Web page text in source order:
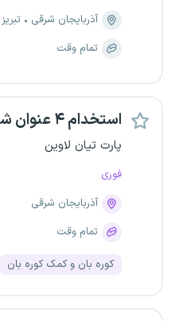
آذربایجان شرقی
تبریز
تمام وقت
استخدام ۴ عنوان شغلی
پارت تیان لاوین
فوری
آذربایجان شرقی
تمام وقت
کوره بان و کمک کوره بان